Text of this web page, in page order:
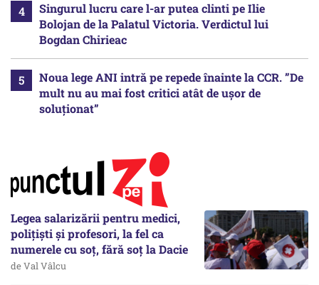
Singurul lucru care l-ar putea clinti pe Ilie
Bolojan de la Palatul Victoria. Verdictul lui
Bogdan Chirieac
Noua lege ANI intră pe repede înainte la CCR. ”De
mult nu au mai fost critici atât de ușor de
soluționat”
Legea salarizării pentru medici,
polițiști și profesori, la fel ca
numerele cu soț, fără soț la Dacie
de Val Vâlcu